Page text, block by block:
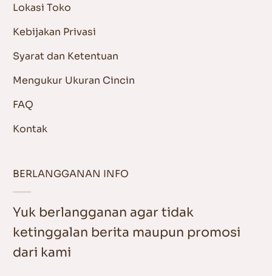
Lokasi Toko
Kebijakan Privasi
Syarat dan Ketentuan
Mengukur Ukuran Cincin
FAQ
Kontak
BERLANGGANAN INFO
Yuk berlangganan agar tidak
ketinggalan berita maupun promosi
dari kami